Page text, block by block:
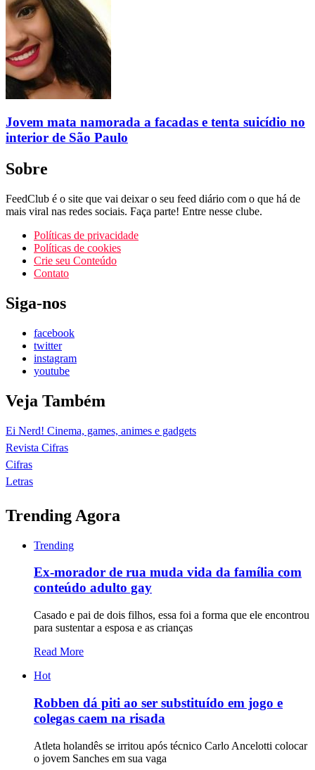
Jovem mata namorada a facadas e tenta suicídio no
interior de São Paulo
Sobre
FeedClub é o site que vai deixar o seu feed diário com o que há de
mais viral nas redes sociais. Faça parte! Entre nesse clube.
Políticas de privacidade
Políticas de cookies
Crie seu Conteúdo
Contato
Siga-nos
facebook
twitter
instagram
youtube
Veja Também
Ei Nerd! Cinema, games, animes e gadgets
Revista Cifras
Cifras
Letras
Trending Agora
Trending
Ex-morador de rua muda vida da família com
conteúdo adulto gay
Casado e pai de dois filhos, essa foi a forma que ele encontrou
para sustentar a esposa e as crianças
Read More
Hot
Robben dá piti ao ser substituído em jogo e
colegas caem na risada
Atleta holandês se irritou após técnico Carlo Ancelotti colocar
o jovem Sanches em sua vaga